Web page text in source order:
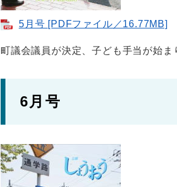
5月号 [PDFファイル／16.77MB]
町議会議員が決定、子ども手当が始ま
6月号